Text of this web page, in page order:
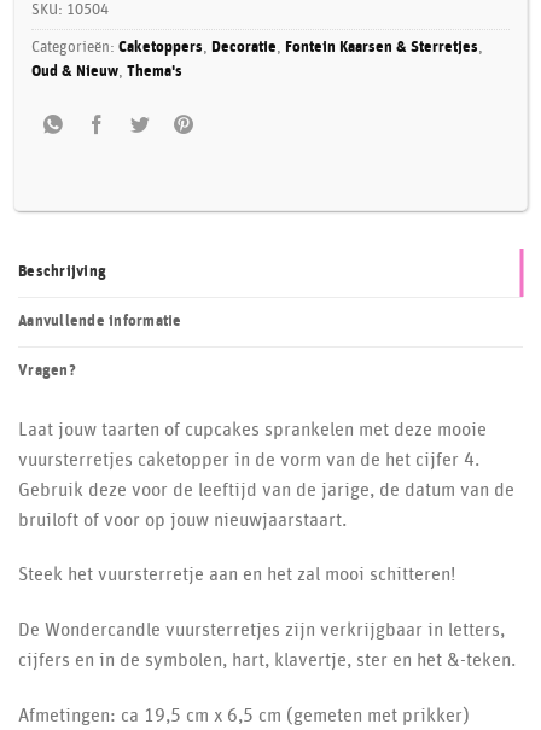
SKU: 10504
Categorieën:Caketoppers, Decoratie, Fontein Kaarsen & Sterretjes,
Oud & Nieuw,Thema's
Beschrijving
Aanvullende informatie
Vragen?
Laat jouw taarten of cupcakes sprankelen met deze mooie
vuursterretjes caketopper in de vorm van de het cijfer 4.
Gebruik deze voor de leeftijd van de jarige, de datum van de
bruiloft of voor op jouw nieuwjaarstaart.
Steek het vuursterretje aan en het zal mooi schitteren!
De Wondercandle vuursterretjes zijn verkrijgbaar in letters,
cijfers en in de symbolen, hart, klavertje, ster en het &-teken.
Afmetingen: ca 19,5 cm x 6,5 cm (gemeten met prikker)